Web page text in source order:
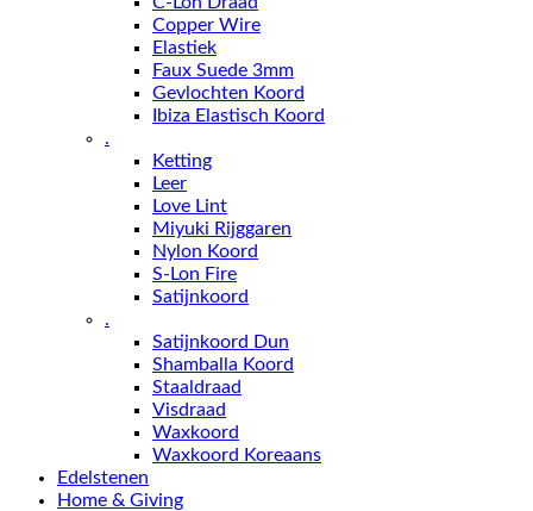
Copper Wire
Elastiek
Faux Suede 3mm
Gevlochten Koord
Ibiza Elastisch Koord
.
Ketting
Leer
Love Lint
Miyuki Rijggaren
Nylon Koord
S-Lon Fire
Satijnkoord
.
Satijnkoord Dun
Shamballa Koord
Staaldraad
Visdraad
Waxkoord
Waxkoord Koreaans
Edelstenen
Home & Giving